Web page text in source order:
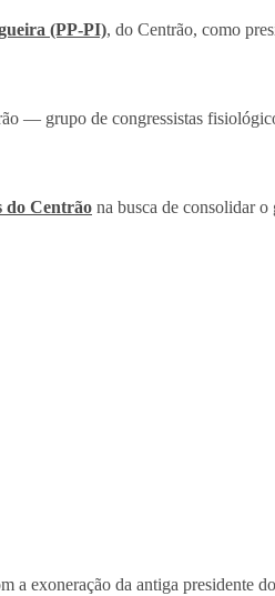
(PP-PI), do Centrão, como
— grupo de congressistas
do Centrão na busca de consolidar
a exoneração da antiga presidente